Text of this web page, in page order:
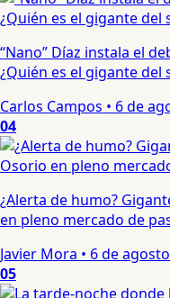
“Nano” Díaz instala el
¿Quién es el gigante del
Carlos Campos • 6 de
04
¿Alerta de humo?
en pleno mercado de
Javier Mora • 6 de
05